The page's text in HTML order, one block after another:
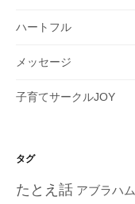
ハートフル
メッセージ
子育てサークルJOY
タグ
たとえ話 アブラハム